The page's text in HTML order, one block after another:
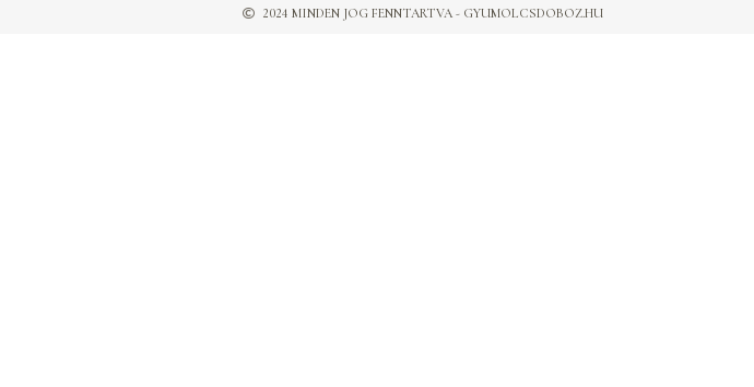
2024 MINDEN JOG FENNTARTVA - GYUMOLCSDOBOZ.HU